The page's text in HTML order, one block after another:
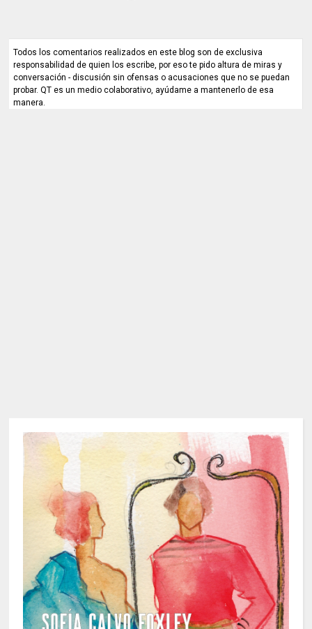
Todos los comentarios realizados en este blog son de exclusiva
responsabilidad de quien los escribe, por eso te pido altura de miras y
conversación - discusión sin ofensas o acusaciones que no se puedan
probar. QT es un medio colaborativo, ayúdame a mantenerlo de esa
manera.